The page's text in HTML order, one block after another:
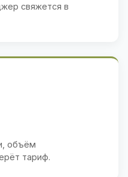
свяжется в
объём
тариф.